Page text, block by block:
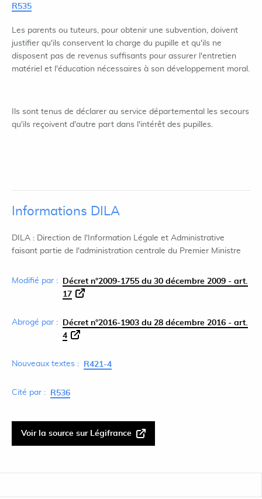
R535
Les parents ou tuteurs, pour obtenir une subvention, doivent
justifier qu'ils conservent la charge du pupille et qu'ils ne
disposent pas de revenus suffisants pour assurer l'entretien
matériel et l'éducation nécessaires à son développement moral.
Ils sont tenus de déclarer au service départemental les secours
qu'ils reçoivent d'autre part dans l'intérêt des pupilles.
Informations DILA
DILA : Direction de l'Information Légale et Administrative
faisant partie de l'administration centrale du Premier Ministre
Modifié par :
Décret n°2009-1755 du 30 décembre 2009 - art.
17
Abrogé par :
Décret n°2016-1903 du 28 décembre 2016 - art.
4
Nouveaux textes : R421-4
Cité par : R536
Voir la source sur Légifrance